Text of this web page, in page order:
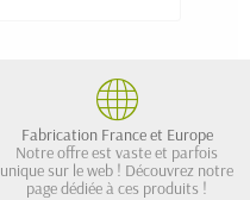
Fabrication France et Europe
Notre offre est vaste et parfois
unique sur le web ! Découvrez notre
page dédiée à ces produits !